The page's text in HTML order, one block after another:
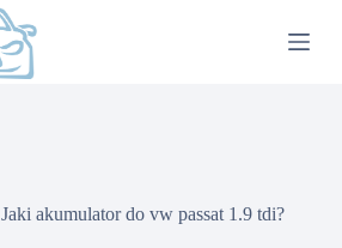
Jaki akumulator do vw passat 1.9 tdi?